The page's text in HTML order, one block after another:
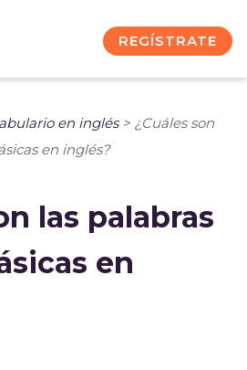
REGÍSTRATE
en inglés> ¿Cuáles son
en inglés?
las palabras
en